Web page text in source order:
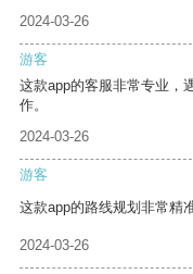
2024-03-26
游客
这款app的客服非常专业，
作。
2024-03-26
游客
这款app的路线规划非常精
2024-03-26